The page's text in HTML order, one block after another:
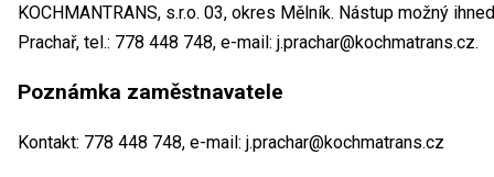
KOCHMANTRANS, s.r.o. 03, okres Mělník. Nástup možný
Prachař, tel.: 778 448 748, e-mail: j.prachar@kochmatrans.cz.
Poznámka zaměstnavatele
Kontakt: 778 448 748, e-mail: j.prachar@kochmatrans.cz